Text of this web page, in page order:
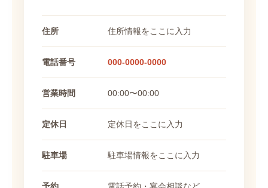
住所 住所情報をここに入力
電話番号 000-0000-0000
営業時間 00:00〜00:00
定休日 定休日をここに入力
駐車場 駐車場情報をここに入力